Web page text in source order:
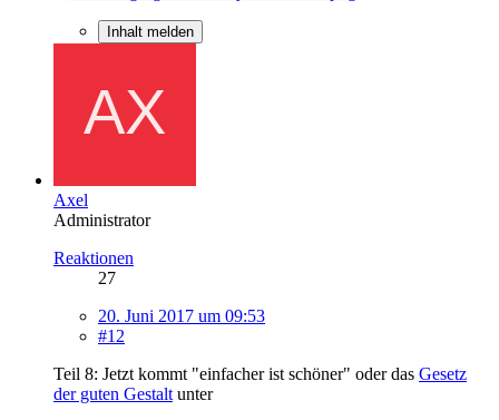
Inhalt melden
Axel
Administrator
Reaktionen
27
20. Juni 2017 um 09:53
#12
Teil 8: Jetzt kommt "einfacher ist schöner" oder das Gesetz
der guten Gestalt unter